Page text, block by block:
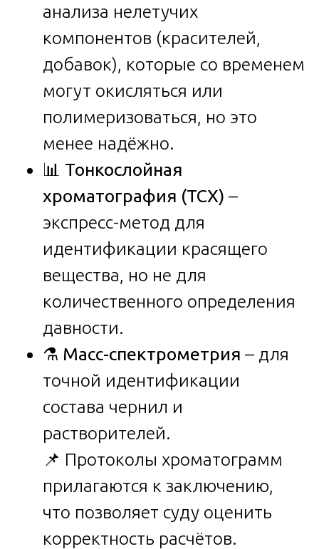
анализа нелетучих
компонентов (красителей,
добавок), которые со временем
могут окисляться или
полимеризоваться, но это
менее надёжно.
📊 Тонкослойная
хроматография (ТСХ) –
экспресс-метод для
идентификации красящего
вещества, но не для
количественного определения
давности.
⚗️ Масс-спектрометрия – для
точной идентификации
состава чернил и
растворителей.
📌 Протоколы хроматограмм
прилагаются к заключению,
что позволяет суду оценить
корректность расчётов.